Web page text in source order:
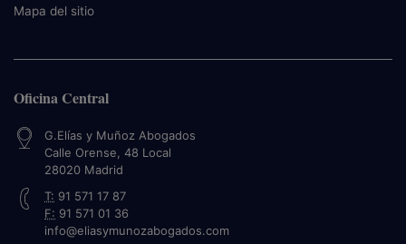
Mapa del sitio
Oficina Central
G.Elías y Muñoz Abogados
Calle Orense, 48 Local
28020 Madrid
T: 91 571 17 87
F: 91 571 01 36
info@eliasymunozabogados.com